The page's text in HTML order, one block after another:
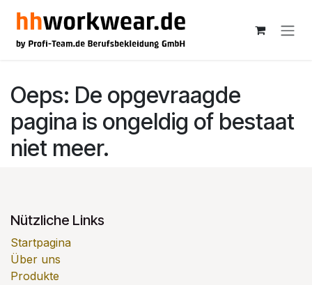
Oeps: De opgevraagde
pagina is ongeldig of bestaat
niet meer.
Nützliche Links
Startpagina
Über uns
Produkte